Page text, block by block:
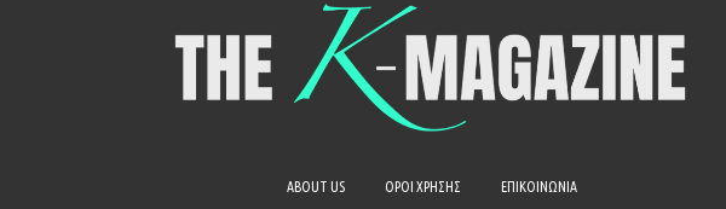
ABOUT US ΟΡΟΙ ΧΡΗΣΗΣ ΕΠΙΚΟΙΝΩΝΙΑ